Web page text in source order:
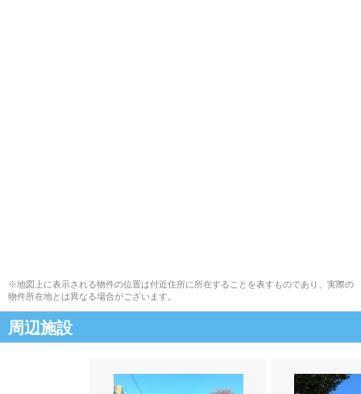
※地図上に表示される物件の位置は付近住所に所在することを表すものであり、実際の
物件所在地とは異なる場合がございます。
周辺施設